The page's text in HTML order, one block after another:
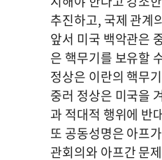
추진하고, 국제 관계
앞서 미국 백악관은
은 핵무기를 보유할
정상은 이란의 핵무
중러 정상은 미국을
과 적대적 행위에 반
또 공동성명은 아프
관회의와 아프간 문